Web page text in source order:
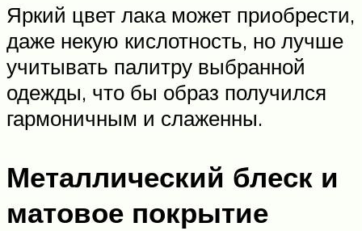
Яркий цвет лака может приобрести,
даже некую кислотность, но лучше
учитывать палитру выбранной
одежды, что бы образ получился
гармоничным и слаженны.
Металлический блеск и
матовое покрытие